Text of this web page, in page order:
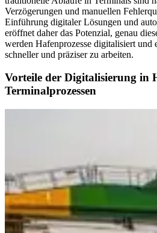
Verzögerungen und manuellen
Einführung digitaler Lösungen und
eröffnet daher das Potenzial, genau
werden Hafenprozesse digitalisiert und
schneller und präziser zu arbeiten.
Vorteile der Digitalisierung in
Terminalprozessen